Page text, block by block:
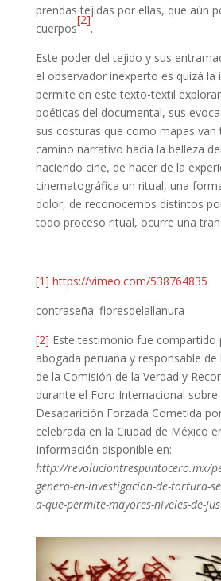
prendas tejidas por ellas, que aún
cuerpos
[2]
.
Este poder del tejido y sus
el observador inexperto es quizá la
permite en este texto-textil
poéticas del documental, sus
sus costuras que como mapas van
camino narrativo hacia la belleza
haciendo cine, de hacer de la
cinematográfica un ritual, una
dolor, de reconocernos distintos
todo proceso ritual, ocurre una
[1] https://vimeo.com/538764835
contraseña: floresdelallanura
[2] Este testimonio fue compartido
abogada peruana y responsable de
de la Comisión de la Verdad y
durante el Foro Internacional
Desaparición Forzada Cometida
celebrada en la Ciudad de México
Información disponible en:
http://revoluciontrespuntocero.mx/
genero-en-investigacion-de-tortura-
a-que-permite-mayores-niveles-de-